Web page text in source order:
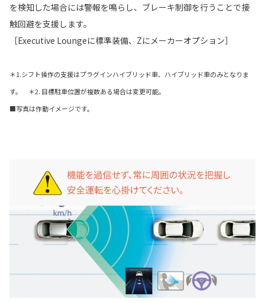
を検知した場合には警報を鳴らし、ブレーキ制御を行うことで接
触回避を支援します。
［Executive Loungeに標準装備、Zにメーカーオプション］
＊1.シフト操作の支援はプラグインハイブリッド車、ハイブリッド車のみとなりま
す。
＊2. 目標駐車位置が複数ある場合は変更可能。
■写真は作動イメージです。